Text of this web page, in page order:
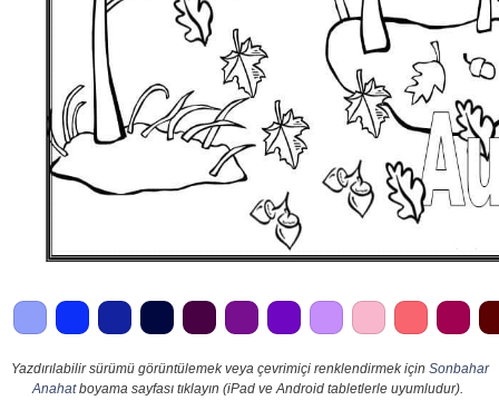
Yazdırılabilir sürümü görüntülemek veya çevrimiçi renklendirmek için Sonbahar
Anahatboyama sayfası tıklayın (iPad ve Android tabletlerle uyumludur).